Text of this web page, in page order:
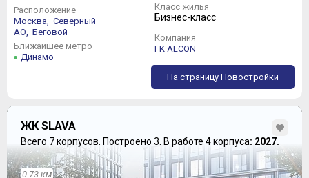
Расположение
Москва,
Северный
АО,
Беговой
Ближайшее метро
Динамо
Класс жилья
Бизнес-класс
Компания
ГК ALCON
На страницу Новостройки
ЖК SLAVA
Всего 7 корпусов. Построено 3. В работе 4 корпуса: 2027.
0.73 км